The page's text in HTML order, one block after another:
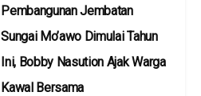
Pembangunan Jembatan
Sungai Mo’awo Dimulai Tahun
Ini, Bobby Nasution Ajak Warga
Kawal Bersama